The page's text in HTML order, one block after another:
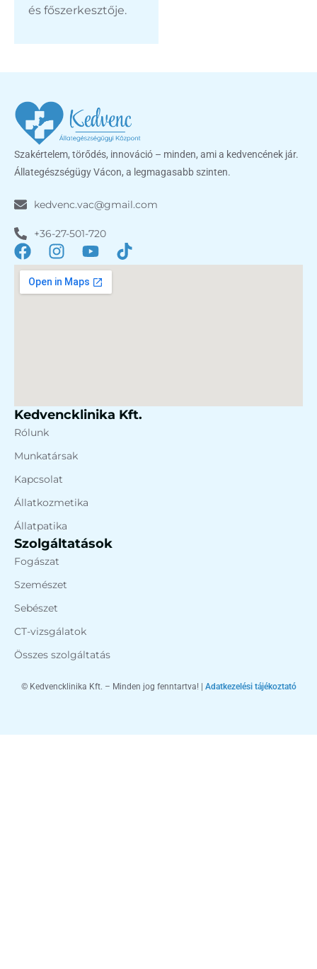
és főszerkesztője.
Szakértelem, törődés, innováció – minden, ami a kedvencének jár.
Állategészségügy Vácon, a legmagasabb szinten.
kedvenc.vac@gmail.com
+36-27-501-720
Kedvencklinika Kft.
Rólunk
Munkatársak
Kapcsolat
Állatkozmetika
Állatpatika
Szolgáltatások
Fogászat
Szemészet
Sebészet
CT-vizsgálatok
Összes szolgáltatás
© Kedvencklinika Kft. – Minden jog fenntartva! | Adatkezelési tájékoztató